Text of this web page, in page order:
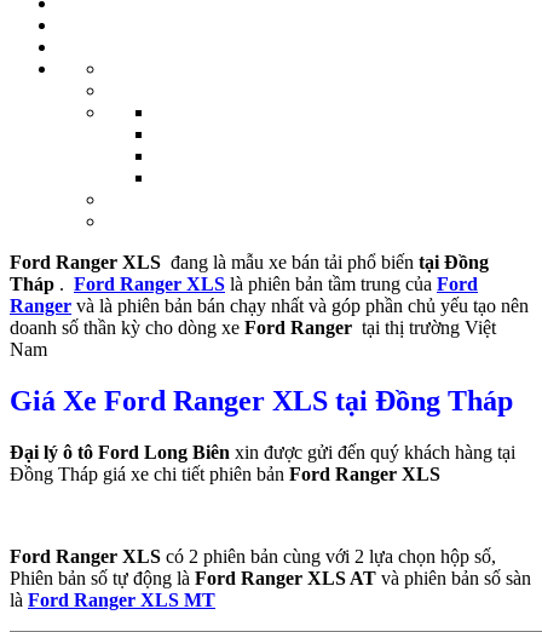
Ford Ranger XLS đang là mẫu xe bán tải phổ biến tại Đồng
Tháp . Ford Ranger XLS là phiên bản tầm trung của Ford
Ranger và là phiên bản bán chạy nhất và góp phần chủ yếu tạo nên
doanh số thần kỳ cho dòng xe Ford Ranger tại thị trường Việt
Nam
Giá Xe Ford Ranger XLS tại Đồng Tháp
Đại lý ô tô Ford Long Biên xin được gửi đến quý khách hàng tại
Đồng Tháp giá xe chi tiết phiên bản Ford Ranger XLS
Ford Ranger XLS có 2 phiên bản cùng với 2 lựa chọn hộp số,
Phiên bản số tự động là Ford Ranger XLS AT và phiên bản số sàn
là Ford Ranger XLS MT